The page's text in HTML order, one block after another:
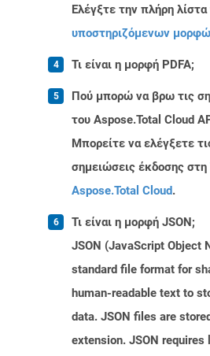
Ελέγξτε την πλήρη
υποστηριζόμενων
Τι είναι η μορφή PDFA;
Πού μπορώ να βρω τις
του Aspose.Total Cloud
Μπορείτε να ελέγξετε
σημειώσεις έκδοσης στη
Aspose.Total Cloud.
Τι είναι η μορφή JSON;
JSON (JavaScript Object
standard file format for
human-readable text to
data. JSON files are
extension. JSON